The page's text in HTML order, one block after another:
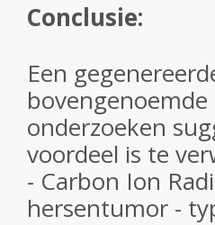
Conclusie:
Een
onderzoeken
voordeel is te
- Carbon Ion
hersentumor -